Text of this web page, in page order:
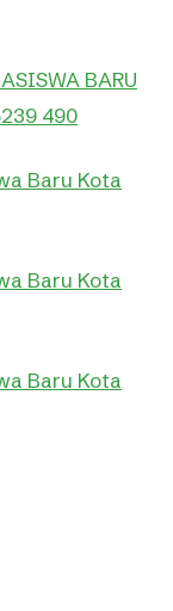
BARU
490
Baru Kota
Baru Kota
Baru Kota